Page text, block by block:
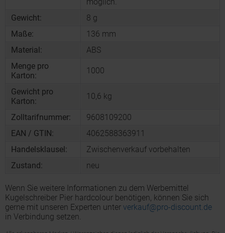
Gewicht:
8 g
Maße:
136 mm
Material:
ABS
Menge pro
Karton:
1000
Gewicht pro
Karton:
10,6 kg
Zolltarifnummer:
9608109200
EAN / GTIN:
4062588363911
Handelsklausel:
Zwischenverkauf vorbehalten
Zustand:
neu
Wenn Sie weitere Informationen zu dem Werbemittel
Kugelschreiber Pier hardcolour benötigen, können Sie sich
gerne mit unseren Experten unter verkauf@pro-discount.de
in Verbindung setzen.